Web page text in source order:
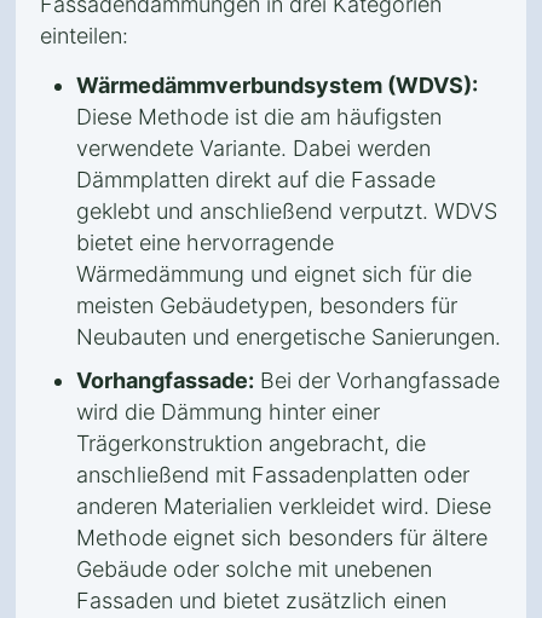
einteilen:
Wärmedämmverbundsystem (WDVS):
Diese Methode ist die am häufigsten
verwendete Variante. Dabei werden
Dämmplatten direkt auf die Fassade
geklebt und anschließend verputzt. WDVS
bietet eine hervorragende
Wärmedämmung und eignet sich für die
meisten Gebäudetypen, besonders für
Neubauten und energetische Sanierungen.
Vorhangfassade: Bei der Vorhangfassade
wird die Dämmung hinter einer
Trägerkonstruktion angebracht, die
anschließend mit Fassadenplatten oder
anderen Materialien verkleidet wird. Diese
Methode eignet sich besonders für ältere
Gebäude oder solche mit unebenen
Fassaden und bietet zusätzlich einen